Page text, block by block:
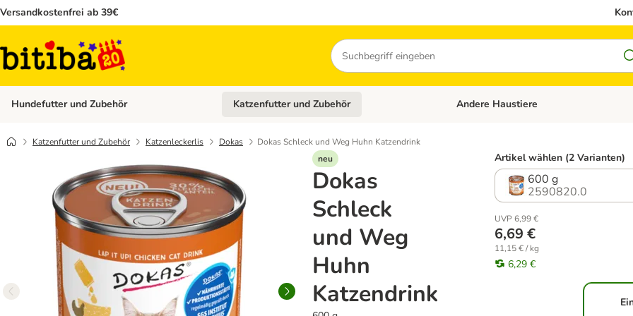
Versandkostenfrei ab 39€
Suchen
Hundefutter und Zubehör Kategorie-Menü öffnen: Hundefutter und Zubehör
Katzenfutter und Zubehör Kategorie-Menü öffnen: Katzenfutter und
Andere Haustiere
Katzenfutter und Zubehör Katzenleckerlis Dokas
Dokas Schleck und Weg Huhn Katzendrink
neu
Dokas
Schleck
und Weg
Huhn
Katzendrink
Artikel wählen (2 Varianten)
600 g
2590820.0
UVP 6,99 €
6,69 €
11,15 € / kg
6,29 €